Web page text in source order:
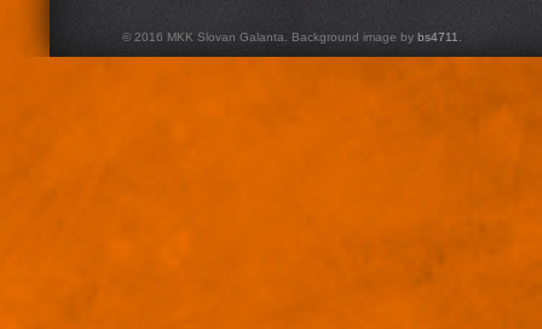
© 2016 MKK Slovan Galanta. Background image by bs4711